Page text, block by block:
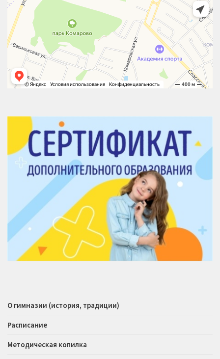
О гимназии (история, традиции)
Расписание
Методическая копилка